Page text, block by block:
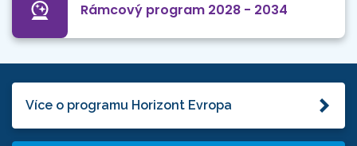
Rámcový program 2028 - 2034
Více o programu Horizont Evropa